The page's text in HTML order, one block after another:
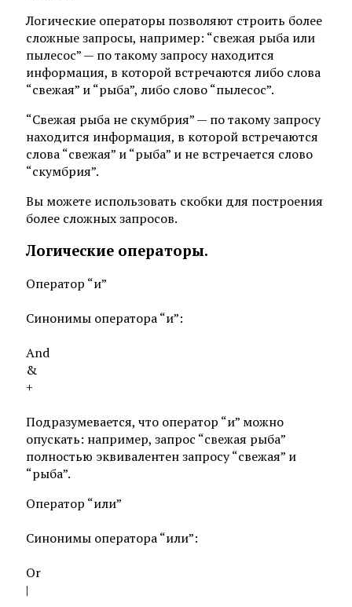
Логические операторы позволяют строить более
сложные запросы, например: “свежая рыба или
пылесос” — по такому запросу находится
информация, в которой встречаются либо слова
“свежая” и “рыба”, либо слово “пылесос”.
“Свежая рыба не скумбрия” — по такому запросу
находится информация, в которой встречаются
слова “свежая” и “рыба” и не встречается слово
“скумбрия”.
Вы можете использовать скобки для построения
более сложных запросов.
Логические операторы.
Оператор “и”
Синонимы оператора “и”:
And
&
+
Подразумевается, что оператор “и” можно
опускать: например, запрос “свежая рыба”
полностью эквивалентен запросу “свежая” и
“рыба”.
Оператор “или”
Синонимы оператора “или”:
Or
|